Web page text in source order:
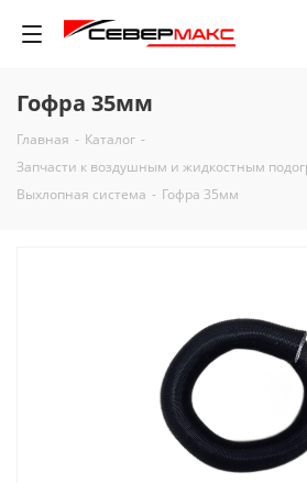
Гофра 35мм
Главная - Каталог -
Запчасти к воздушным и жидкостным
Выхлопная система - Гофра 35мм